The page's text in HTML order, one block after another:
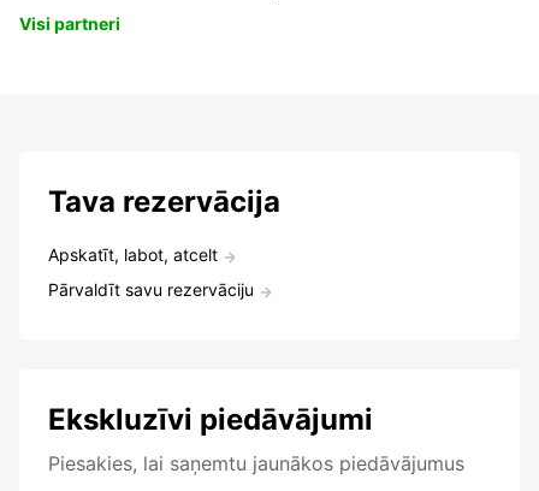
Visi partneri
Tava rezervācija
Apskatīt, labot, atcelt
Pārvaldīt savu rezervāciju
Ekskluzīvi piedāvājumi
Piesakies, lai saņemtu jaunākos piedāvājumus